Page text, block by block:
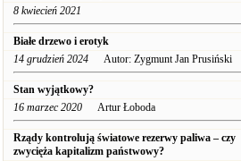
8 kwiecień 2021
Białe drzewo i erotyk
14 grudzień 2024 Autor: Zygmunt Jan Prusiński
Stan wyjątkowy?
16 marzec 2020 Artur Łoboda
Rządy kontrolują światowe rezerwy paliwa – czy
zwycięża kapitalizm państwowy?